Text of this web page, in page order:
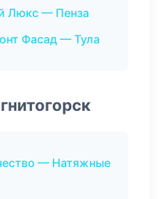
Люкс — Пенза
Фасад — Тула
— Натяжные